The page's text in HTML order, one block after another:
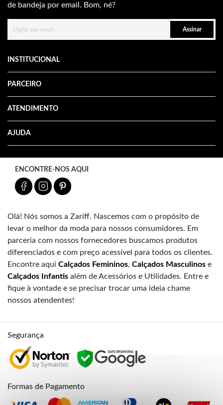
de bandeja por email. Bom, né?
Assinar
INSTITUCIONAL
PARCEIRO
ATENDIMENTO
AJUDA
ENCONTRE-NOS AQUI
Olá! Nós somos a Zariff. Nascemos com o propósito de
levar o melhor da moda para nossos consumidores. Em
parceria com nossos fornecedores buscamos produtos
diferenciados e com preço acessível para todos os clientes.
Encontre aqui Calçados Femininos, Calçados Masculinos e
Calçados Infantis além de Acessórios e Utilidades. Entre e
fique à vontade e se precisar trocar uma ideia chame
nossos atendentes!
Segurança
Formas de Pagamento